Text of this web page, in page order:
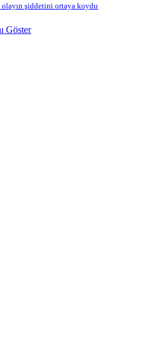
olayın şiddetini ortaya koydu
Göster